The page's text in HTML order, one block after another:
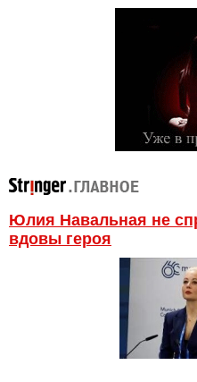
Юлия Навальная не
вдовы героя